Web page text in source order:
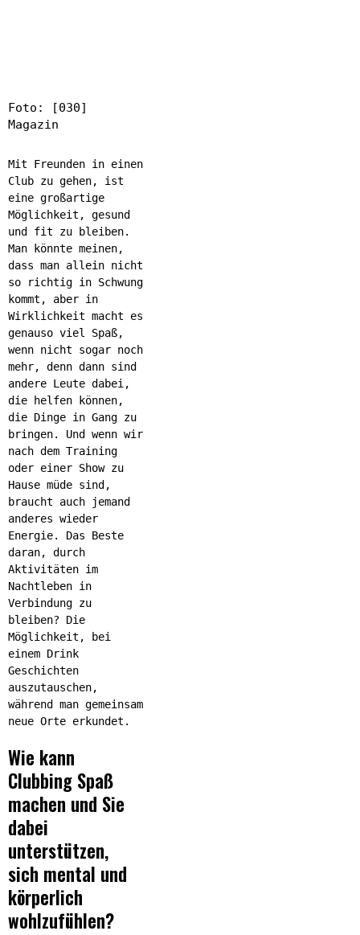
Foto: [030]
Magazin
Mit Freunden in einen
Club zu gehen, ist
eine großartige
Möglichkeit, gesund
und fit zu bleiben.
Man könnte meinen,
dass man allein nicht
so richtig in Schwung
kommt, aber in
Wirklichkeit macht es
genauso viel Spaß,
wenn nicht sogar noch
mehr, denn dann sind
andere Leute dabei,
die helfen können,
die Dinge in Gang zu
bringen. Und wenn wir
nach dem Training
oder einer Show zu
Hause müde sind,
braucht auch jemand
anderes wieder
Energie. Das Beste
daran, durch
Aktivitäten im
Nachtleben in
Verbindung zu
bleiben? Die
Möglichkeit, bei
einem Drink
Geschichten
auszutauschen,
während man gemeinsam
neue Orte erkundet.
Wie kann
Clubbing Spaß
machen und Sie
dabei
unterstützen,
sich mental und
körperlich
wohlzufühlen?